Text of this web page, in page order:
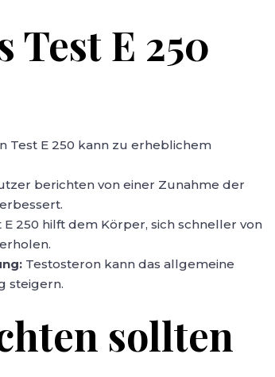
Test E 250
Test E 250 kann zu erheblichem
berichten von einer Zunahme der
E 250 hilft dem Körper, sich schneller von
Testosteron kann das allgemeine
steigern.
sollten